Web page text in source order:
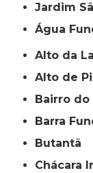
jardim
Água
Alto da
Alto de
Bairro
Barra
Butantã
Chácara